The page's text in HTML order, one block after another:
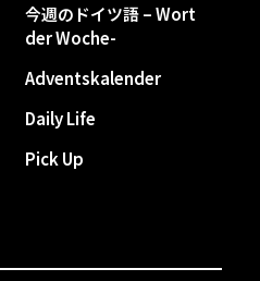
今週のドイツ語 – Wort
der Woche-
Adventskalender
Daily Life
Pick Up